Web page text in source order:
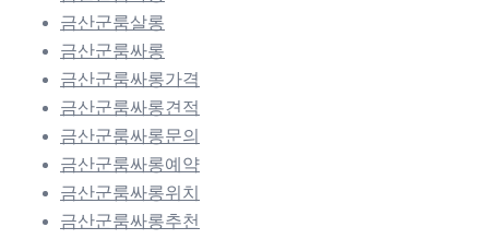
금산군룸살롱
금산군룸싸롱
금산군룸싸롱가격
금산군룸싸롱견적
금산군룸싸롱문의
금산군룸싸롱예약
금산군룸싸롱위치
금산군룸싸롱추천